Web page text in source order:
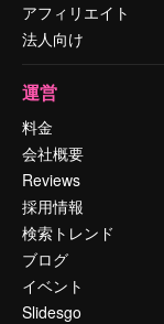
アフィリエイト
法人向け
運営
料金
会社概要
Reviews
採用情報
検索トレンド
ブログ
イベント
Slidesgo